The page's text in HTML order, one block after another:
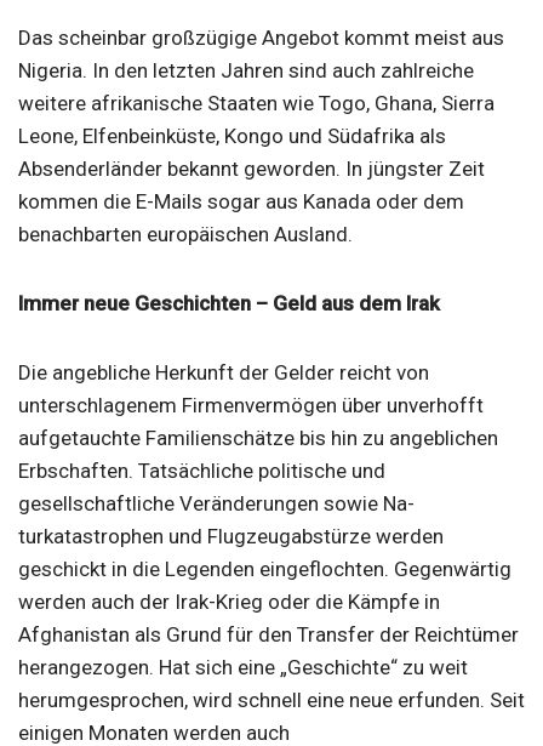
Das scheinbar großzügige Angebot kommt meist aus
Nigeria. In den letzten Jahren sind auch zahlreiche
weitere afrikanische Staaten wie Togo, Ghana, Sierra
Leone, Elfenbeinküste, Kongo und Südafrika als
Absenderländer bekannt geworden. In jüngster Zeit
kommen die E-Mails sogar aus Kanada oder dem
benachbarten europäischen Ausland.
Immer neue Geschichten – Geld aus dem Irak
Die angebliche Herkunft der Gelder reicht von
unterschlagenem Firmenvermögen über unverhofft
aufgetauchte Familienschätze bis hin zu angeblichen
Erbschaften. Tatsächliche politische und
gesellschaftliche Veränderungen sowie Na-
turkatastrophen und Flugzeugabstürze werden
geschickt in die Legenden eingeflochten. Gegenwärtig
werden auch der Irak-Krieg oder die Kämpfe in
Afghanistan als Grund für den Transfer der Reichtümer
herangezogen. Hat sich eine „Geschichte“ zu weit
herumgesprochen, wird schnell eine neue erfunden. Seit
einigen Monaten werden auch